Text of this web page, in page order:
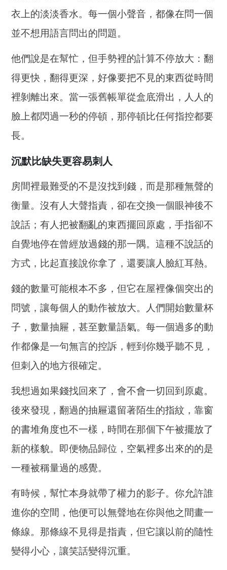
衣上的淡淡香水。每一個小聲音，都像在問一個
並不想用語言問出的問題。
他們說是在幫忙，但手勢裡的計算不停放大：翻
得更快，翻得更深，好像要把不見的東西從時間
裡剝離出來。當一張舊帳單從盒底滑出，人人的
臉上都閃過一秒的停頓，那停頓比任何指控都要
長。
沉默比缺失更容易刺人
房間裡最難受的不是沒找到錢，而是那種無聲的
衡量。沒有人大聲指責，卻在交換一個眼神後不
說話；有人把被翻亂的東西擺回原處，手指卻不
自覺地停在曾經放過錢的那一隅。這種不說話的
方式，比起直接說你拿了，還要讓人臉紅耳熱。
錢的數量可能根本不多，但它在屋裡像個突出的
問號，讓每個人的動作被放大。人們開始數量杯
子，數量抽屜，甚至數量語氣。每一個過多的動
作都像是一句無言的控訴，輕到你幾乎聽不見，
但刺入的地方很確定。
我想過如果錢找回來了，會不會一切回到原處。
後來發現，翻過的抽屜還留著陌生的指紋，靠窗
的書堆角度也不一樣，時間在那個下午被擺放了
新的樣貌。即便物品歸位，空氣裡多出來的的是
一種被稱量過的感覺。
有時候，幫忙本身就帶了權力的影子。你允許誰
進你的空間，他便可以無聲地在你與他之間畫一
條線。那條線不見得是指責，但它讓以前的隨性
變得小心，讓笑話變得沉重。